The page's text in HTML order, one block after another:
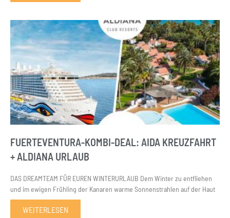
FUERTEVENTURA-KOMBI-DEAL: AIDA KREUZFAHRT
+ ALDIANA URLAUB
DAS DREAMTEAM FÜR EUREN WINTERURLAUB Dem Winter zu entfliehen
und im ewigen Frühling der Kanaren warme Sonnenstrahlen auf der Haut
WEITERLESEN